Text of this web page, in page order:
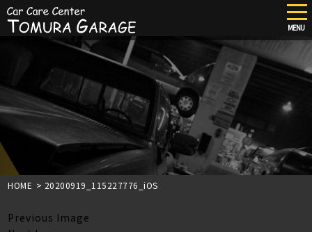
content
MENU
HOME > 20200919_115227776_iOS
Previous Image